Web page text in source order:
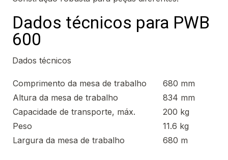
Dados técnicos para PWB
600
Dados técnicos
Comprimento da mesa de trabalho
680 mm
Altura da mesa de trabalho
834 mm
Capacidade de transporte, máx.
200 kg
Peso
11.6 kg
Largura da mesa de trabalho
680 m